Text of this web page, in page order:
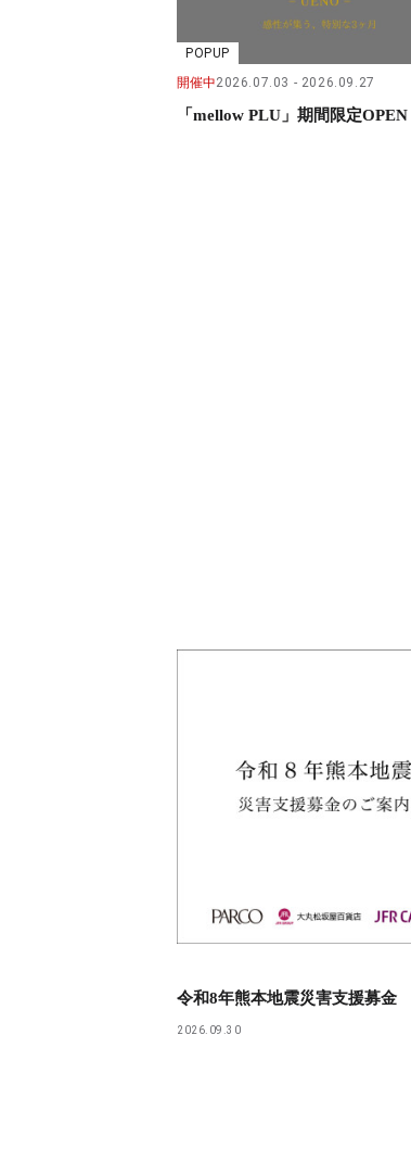
POPUP
開催中2026.07.03 2026.09.27
「mellow PLU」期間限定OPEN
令和8年熊本地震災害支援募金
2026.09.30